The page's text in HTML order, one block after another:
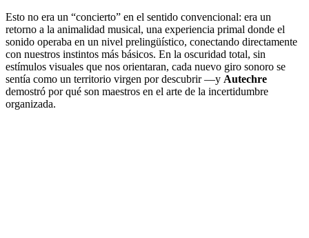
Esto no era un “concierto” en el sentido convencional: era un
retorno a la animalidad musical, una experiencia primal donde el
sonido operaba en un nivel prelingüístico, conectando directamente
con nuestros instintos más básicos. En la oscuridad total, sin
estímulos visuales que nos orientaran, cada nuevo giro sonoro se
sentía como un territorio virgen por descubrir —y Autechre
demostró por qué son maestros en el arte de la incertidumbre
organizada.